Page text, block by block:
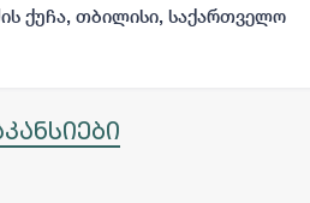
ქუჩა, თბილისი, საქართველო